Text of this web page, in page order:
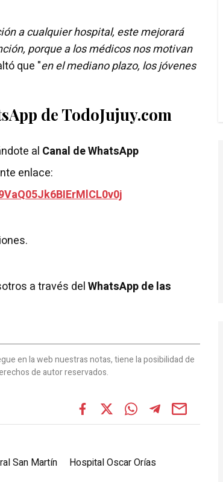
a cualquier hospital, este mejorará
porque a los médicos nos motivan
que "en el mediano plazo, los jóvenes
de TodoJujuy.com
al Canal de WhatsApp
enlace:
a través delWhatsApp de las
en la web nuestras notas, tiene la posibilidad de
de autor reservados.
San Martín Hospital Oscar Orías